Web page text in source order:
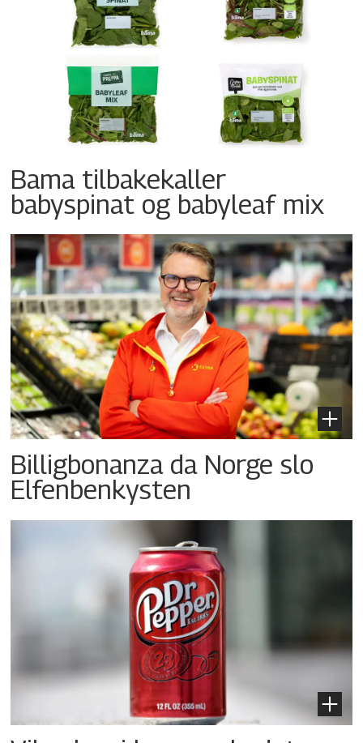
Bama tilbakekaller
babyspinat og babyleaf mix
Billigbonanza da Norge slo
Elfenbenkysten